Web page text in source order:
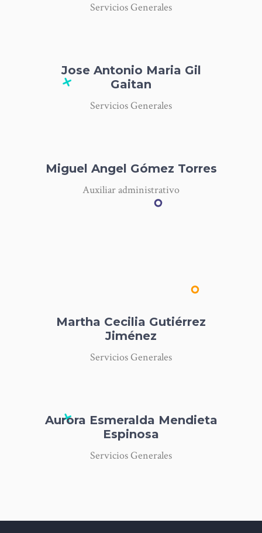
Servicios Generales
Jose Antonio Maria Gil
Gaitan
Servicios Generales
Miguel Angel Gómez Torres
Auxiliar administrativo
Martha Cecilia Gutiérrez
Jiménez
Servicios Generales
Aurora Esmeralda Mendieta
Espinosa
Servicios Generales